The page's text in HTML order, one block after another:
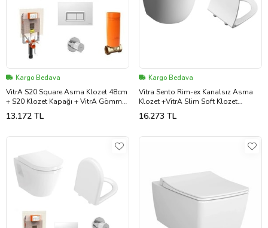
Kargo Bedava
VitrA S20 Square Asma Klozet 48cm
+ S20 Klozet Kapağı + VitrA Gömme
13.172 TL
Kargo Bedava
Vitra Sento Rim-ex Kanalsız Asma
Klozet +VitrA Slim Soft Klozet
Kapağı
16.273 TL